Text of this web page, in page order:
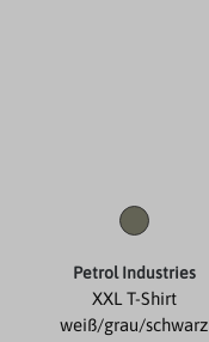
Petrol Industries
XXL T-Shirt
weiß/grau/schwarz